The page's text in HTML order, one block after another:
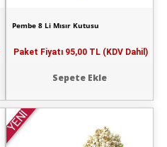
Pembe 8 Li Mısır Kutusu
Paket Fiyatı 95,00 TL (KDV Dahil)
Sepete Ekle
YENİ